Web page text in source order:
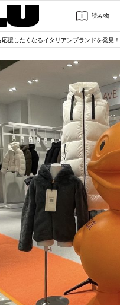
読み物
援したくなるイタリアンブランドを発見！